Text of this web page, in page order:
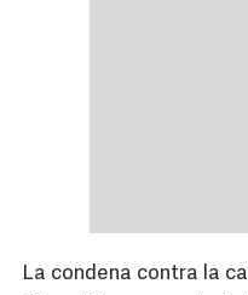
La condena contra la